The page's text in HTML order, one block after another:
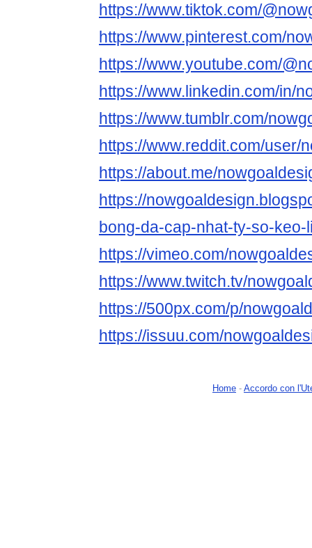
https://www.tiktok.com/
https://www.pinterest.com/
https://www.youtube.com/
https://www.linkedin.com/in/
https://www.tumblr.com/
https://www.reddit.com/user/
https://about.me/
https://
bong-da-cap-nhat-ty-so-keo-
https://vimeo.com/
https://www.twitch.tv/
https://500px.com/p/
https://issuu.com/
Home - Accordo con